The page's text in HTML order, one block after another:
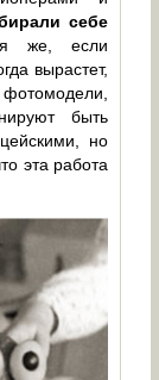
себе
же, если
вырастет,
быть
но
эта работа